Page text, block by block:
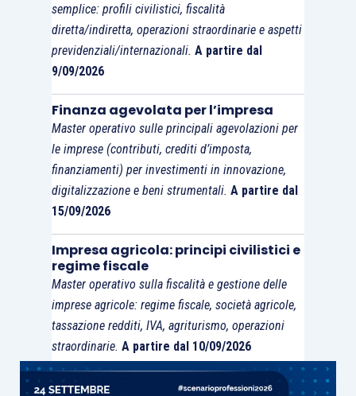
possesso di un ulteriore documento, che
potrebbe essere la fattura dello spedizioniere
(cioè del soggetto che organizza il trasporto
diverso da quello che materialmente lo cura e
che ha firmato la CMR)
o la contabile bancaria
dalla quale risulta il pagamento del trasporto.
Per il legislatore europeo, in sostanza, sarebbe
troppo anomalo che uno spedizioniere ed un
trasportatore incaricati da quest’ultimo
rilascino contemporaneamente dichiarazioni
false, così come anomalo sarebbe che un
soggetto paghi ad un trasportatore la fattura
per un trasporto(all’estero)mai eseguito.
Considerato, quindi, cheil Regolamento non
prevede la firma del cessionario su alcun
semplice: profili civilistici, fiscalità
diretta/indiretta, operazioni straordinarie e aspetti
previdenziali/internazionali. A partire dal
9/09/2026
Finanza agevolata per l’impresa
Master operativo sulle principali agevolazioni per
le imprese (contributi, crediti d’imposta,
finanziamenti) per investimenti in innovazione,
digitalizzazione e beni strumentali. A partire dal
15/09/2026
Impresa agricola: principi civilistici e
regime fiscale
Master operativo sulla fiscalità e gestione delle
imprese agricole: regime fiscale, società agricole,
tassazione redditi, IVA, agriturismo, operazioni
straordinarie. A partire dal 10/09/2026